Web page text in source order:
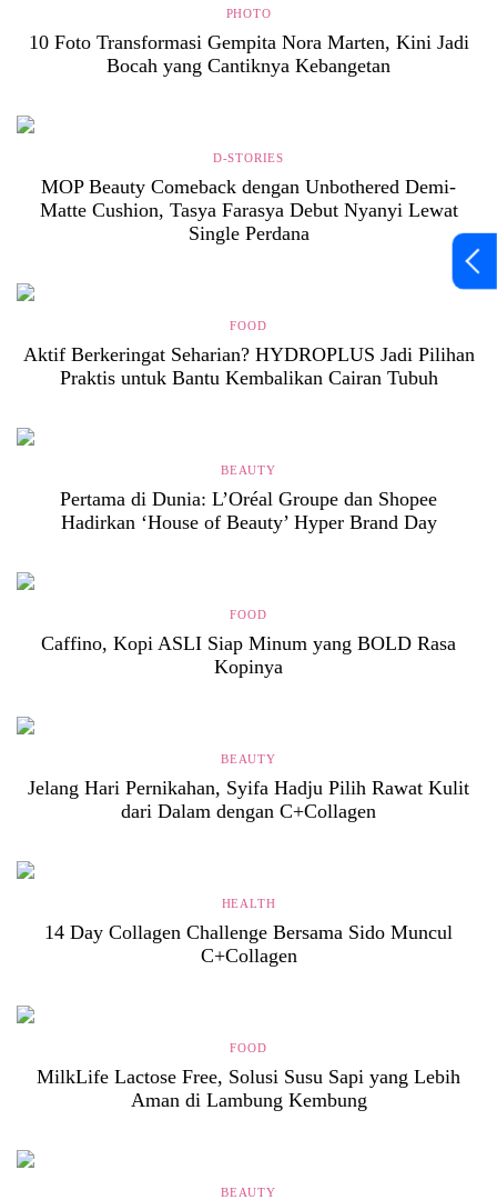
PHOTO
10 Foto Transformasi Gempita Nora Marten, Kini Jadi
Bocah yang Cantiknya Kebangetan
D-STORIES
MOP Beauty Comeback dengan Unbothered Demi-
Matte Cushion, Tasya Farasya Debut Nyanyi Lewat
Single Perdana
FOOD
Aktif Berkeringat Seharian? HYDROPLUS Jadi Pilihan
Praktis untuk Bantu Kembalikan Cairan Tubuh
BEAUTY
Pertama di Dunia: L’Oréal Groupe dan Shopee
Hadirkan ‘House of Beauty’ Hyper Brand Day
FOOD
Caffino, Kopi ASLI Siap Minum yang BOLD Rasa
Kopinya
BEAUTY
Jelang Hari Pernikahan, Syifa Hadju Pilih Rawat Kulit
dari Dalam dengan C+Collagen
HEALTH
14 Day Collagen Challenge Bersama Sido Muncul
C+Collagen
FOOD
MilkLife Lactose Free, Solusi Susu Sapi yang Lebih
Aman di Lambung Kembung
BEAUTY